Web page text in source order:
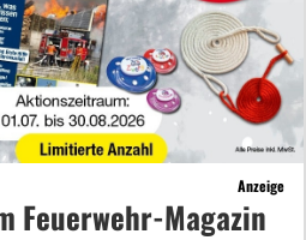
Anzeige
Feuerwehr-Magazin